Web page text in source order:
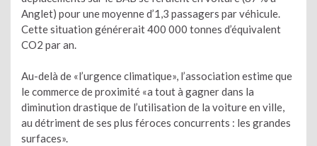
Anglet) pour une moyenne d’1,3 passagers par véhicule.
Cette situation générerait 400 000 tonnes d’équivalent
CO2 par an.
Au-delà de «l’urgence climatique», l’association estime que
le commerce de proximité «a tout à gagner dans la
diminution drastique de l’utilisation de la voiture en ville,
au détriment de ses plus féroces concurrents : les grandes
surfaces».